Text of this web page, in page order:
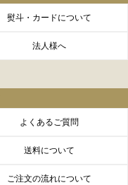
熨斗・カードについて
法人様へ
よくあるご質問
送料について
ご注文の流れについて